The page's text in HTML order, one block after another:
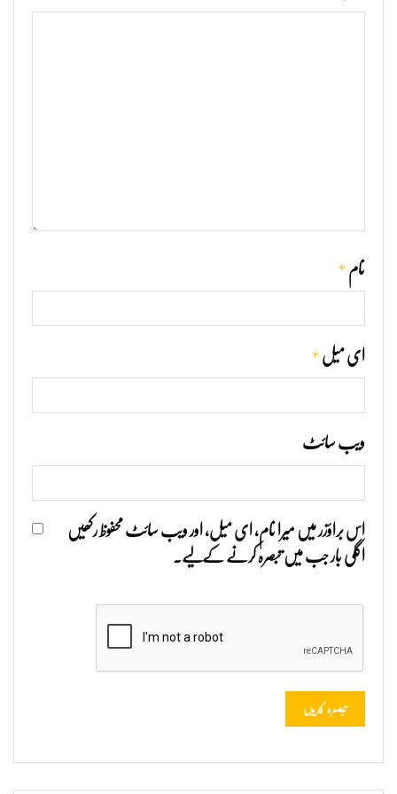
نام *
ای میل *
ویب‌ سائٹ
اس براؤزر میں میرا نام، ای میل، اور ویب سائٹ محفوظ رکھیں
اگلی بار جب میں تبصرہ کرنے کےلیے۔